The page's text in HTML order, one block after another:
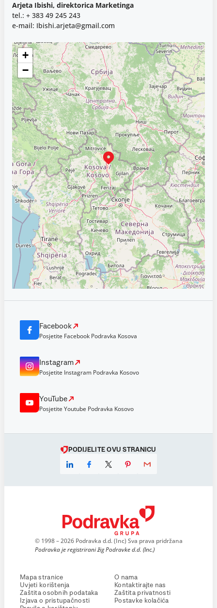
Arjeta Ibishi, direktorica Marketinga
tel.: + 383 49 245 243
e-mail: Ibishi.arjeta@gmail.com
+
−
Facebook
Posjetite Facebook Podravka Kosova
Instagram
Posjetite Instagram Podravka Kosovo
YouTube
Posjetite Youtube Podravka Kosovo
PODIJELITE OVU STRANICU
© 1998 – 2026 Podravka d.d. (Inc) Sva prava pridržana
Podravka je registrirani žig Podravke d.d. (Inc.)
Mapa stranice
Uvjeti korištenja
Zaštita osobnih podataka
Izjava o pristupačnosti
O nama
Kontaktirajte nas
Zaštita privatnosti
Postavke kolačića